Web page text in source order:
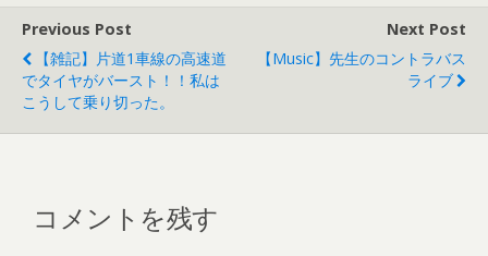
Previous Post
【雑記】片道1車線の高速道
でタイヤがバースト！！私は
こうして乗り切った。
Next Post
【music】先生のコントラバス
ライブ
コメントを残す